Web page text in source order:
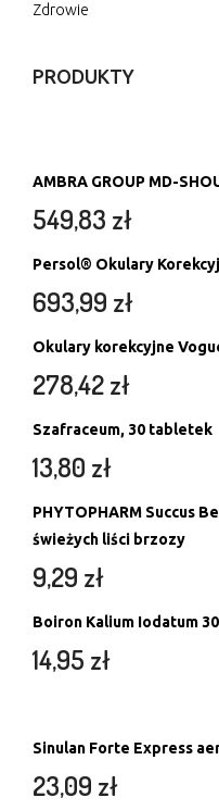
Zdrowie
PRODUKTY
AMBRA GROUP MD-
549,83 zł
Persol® Okulary
693,99 zł
Okulary korekcyjne
278,42zł
Szafraceum, 30 tabletek
13,80 zł
PHYTOPHARM Succus
świeżych liści brzozy
9,29 zł
Boiron Kalium Iodatum
14,95 zł
Sinulan Forte Express
23,09 zł